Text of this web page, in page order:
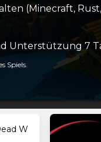
(Minecraft, Rust,
Unterstützung 7
Spiels.
W